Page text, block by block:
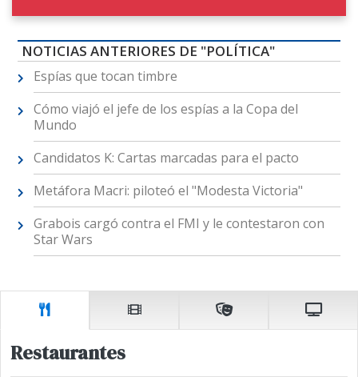
NOTICIAS ANTERIORES DE "POLÍTICA"
Espías que tocan timbre
Cómo viajó el jefe de los espías a la Copa del
Mundo
Candidatos K: Cartas marcadas para el pacto
Metáfora Macri: piloteó el "Modesta Victoria"
Grabois cargó contra el FMI y le contestaron con
Star Wars
Restaurantes